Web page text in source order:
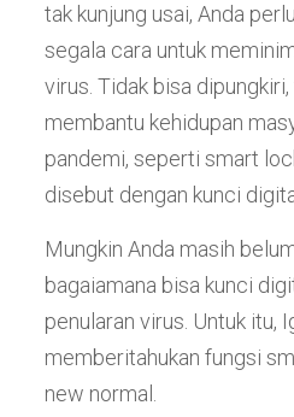
tak kunjung usai, Anda
segala cara untuk
virus. Tidak bisa
membantu kehidupan
pandemi, seperti smart
disebut dengan kunci
Mungkin Anda masih
bagaiamana bisa kunci
penularan virus. Untuk itu,
memberitahukan fungsi
new normal.